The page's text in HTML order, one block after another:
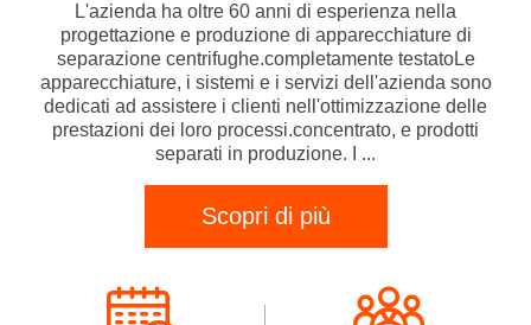
L'azienda ha oltre 60 anni di esperienza nella
progettazione e produzione di apparecchiature di
separazione centrifughe.completamente testatoLe
apparecchiature, i sistemi e i servizi dell'azienda sono
dedicati ad assistere i clienti nell'ottimizzazione delle
prestazioni dei loro processi.concentrato, e prodotti
separati in produzione. I ...
Scopri di più